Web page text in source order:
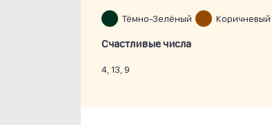
Тёмно-Зелёный Коричневый
Счастливые числа
4, 13, 9